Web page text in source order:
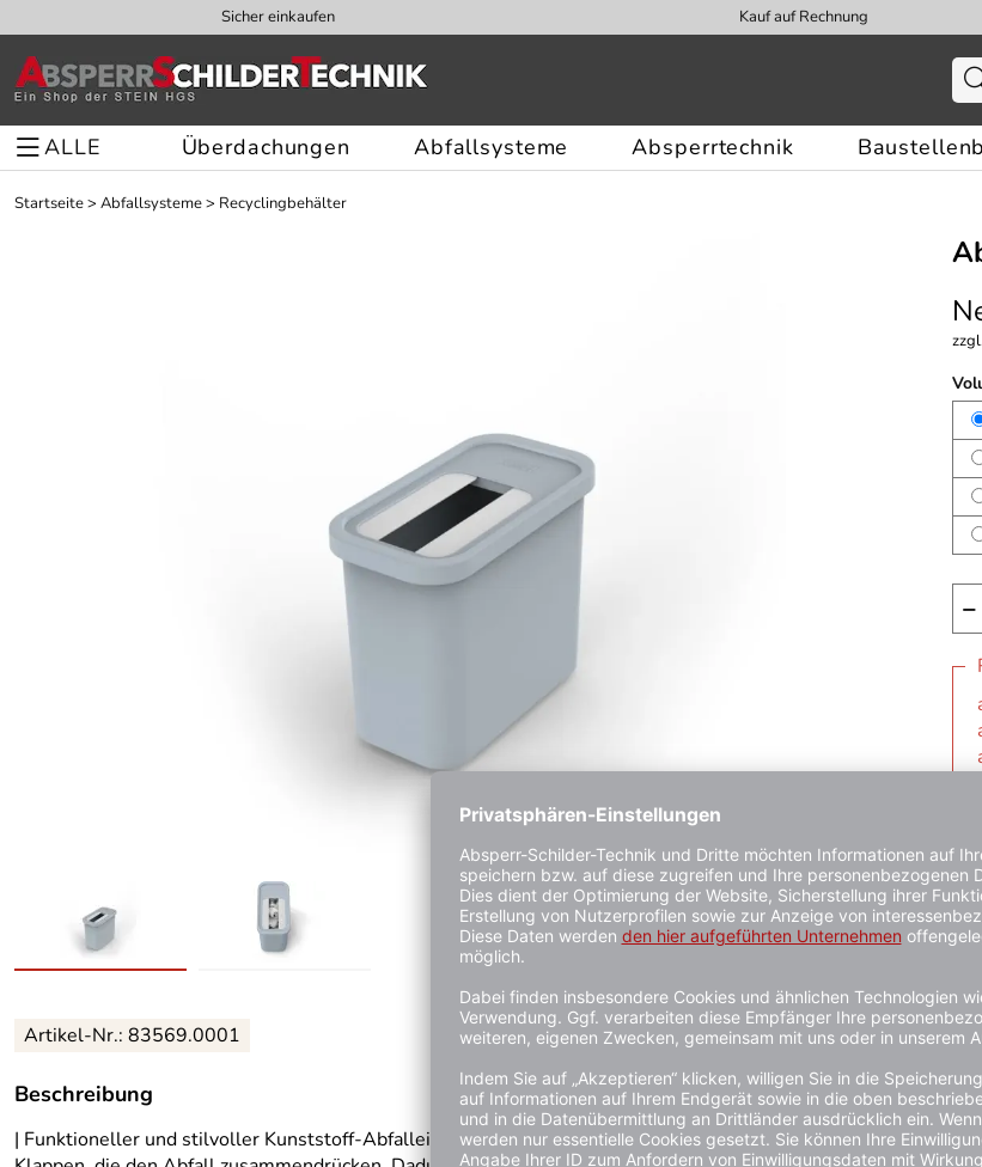
Sicher einkaufen Kauf auf Rechnung
ALLE Überdachungen Abfallsysteme Absperrtechnik
Startseite> Abfallsysteme> Recyclingbehälter
−
Artikel-Nr.: 83569.0001
Beschreibung
| Funktioneller und stilvoller Kunststoff-Abfalleimer mit einem großzügigen Fassungsvermögen von 32 Litern.